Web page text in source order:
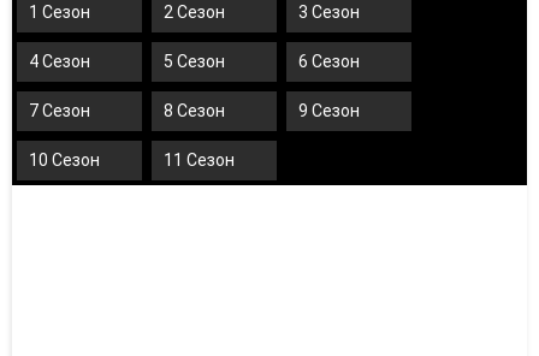
1 Сезон 2 Сезон 3 Сезон
4 Сезон 5 Сезон 6 Сезон
7 Сезон 8 Сезон 9 Сезон
10 Сезон 11 Сезон